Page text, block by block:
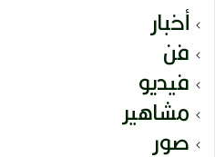
أخبار
فن
فيديو
مشاهير
صور